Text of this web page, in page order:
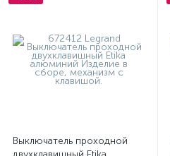
Выключатель проходной